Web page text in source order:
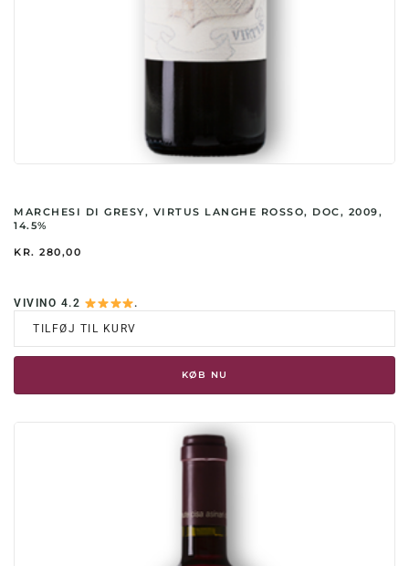
MARCHESI DI GRESY, VIRTUS LANGHE ROSSO, DOC, 2009,
14.5%
KR. 280,00
VIVINO 4.2
.
TILFØJ TIL KURV
KØB NU